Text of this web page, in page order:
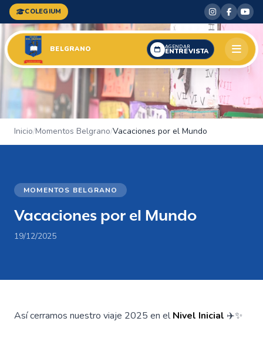
COLEGIUM
BELGRANO AGENDAR
ENTREVISTA
Inicio/Momentos Belgrano/Vacaciones por el Mundo
MOMENTOS BELGRANO
Vacaciones por el Mundo
19/12/2025
Así cerramos nuestro viaje 2025 en elNivel Inicial ✈️✨️